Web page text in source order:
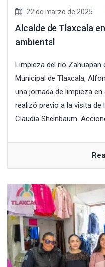
22 de marzo de 2025
Alcalde de Tlaxcala
ambiental
Limpieza del río Zahuapan
Municipal de Tlaxcala,
una jornada de limpieza
realizó previo a la visita de
Claudia Sheinbaum.